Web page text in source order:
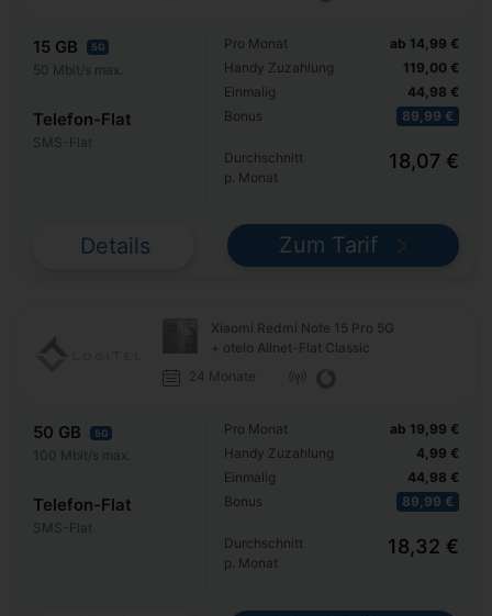
15 GB 5G
50 Mbit/s max.
Telefon-Flat
SMS-Flat
Pro Monat
Handy Zuzahlung
Einmalig
Bonus
ab 14,99 €
119,00 €
44,98 €
89,99 €
Durchschnitt
p. Monat
18,07 €
Details Zum Tarif
Xiaomi Redmi Note 15 Pro 5G
+ otelo Allnet-Flat Classic
24 Monate
50 GB 5G
100 Mbit/s max.
Telefon-Flat
SMS-Flat
Pro Monat
Handy Zuzahlung
Einmalig
Bonus
ab 19,99 €
4,99 €
44,98 €
89,99 €
Durchschnitt
p. Monat
18,32 €